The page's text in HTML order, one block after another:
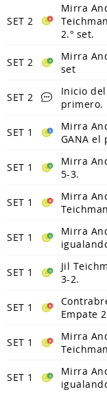
SET 2
Mirra
2.º set.
SET 2
Mirra
set
SET 2
Inicio
primero.
SET 1
Mirra
GANA el
SET 1
Mirra
5-3.
SET 1
Mirra
SET 1
Mirra
SET 1
Jil
3-2.
SET 1
Empate
SET 1
Mirra
SET 1
Mirra